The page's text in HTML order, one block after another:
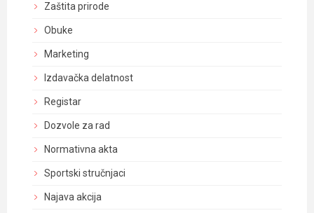
Zaštita prirode
Obuke
Marketing
Izdavačka delatnost
Registar
Dozvole za rad
Normativna akta
Sportski stručnjaci
Najava akcija